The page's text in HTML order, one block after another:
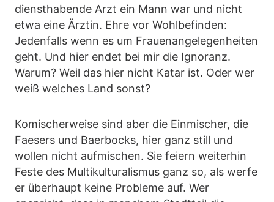
diensthabende Arzt ein Mann war und nicht
etwa eine Ärztin. Ehre vor Wohlbefinden:
Jedenfalls wenn es um Frauenangelegenheiten
geht. Und hier endet bei mir die Ignoranz.
Warum? Weil das hier nicht Katar ist. Oder wer
weiß welches Land sonst?
Komischerweise sind aber die Einmischer, die
Faesers und Baerbocks, hier ganz still und
wollen nicht aufmischen. Sie feiern weiterhin
Feste des Multikulturalismus ganz so, als werfe
er überhaupt keine Probleme auf. Wer